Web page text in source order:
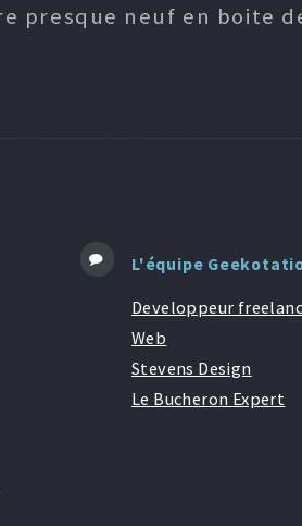
presque neuf en boite
L'équipe
Developpeur
Web
Stevens Design
Le Bucheron Expert